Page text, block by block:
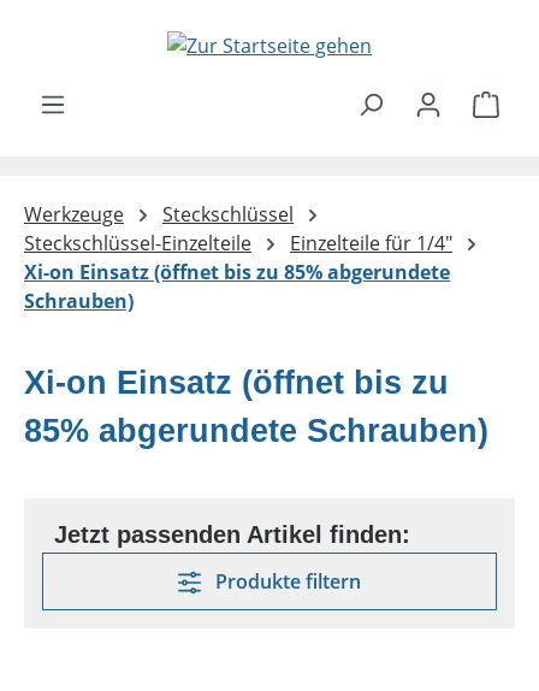
Zum Hauptinhalt springen
Werkzeuge
Steckschlüssel
Steckschlüssel-Einzelteile
Einzelteile für 1/4"
Xi-on Einsatz (öffnet bis zu 85% abgerundete
Schrauben)
Xi-on Einsatz (öffnet bis zu
85% abgerundete Schrauben)
Produkte filtern